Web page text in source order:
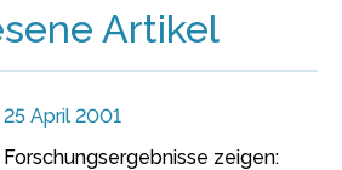
Artikel
25 April 2001
Forschungsergebnisse zeigen: